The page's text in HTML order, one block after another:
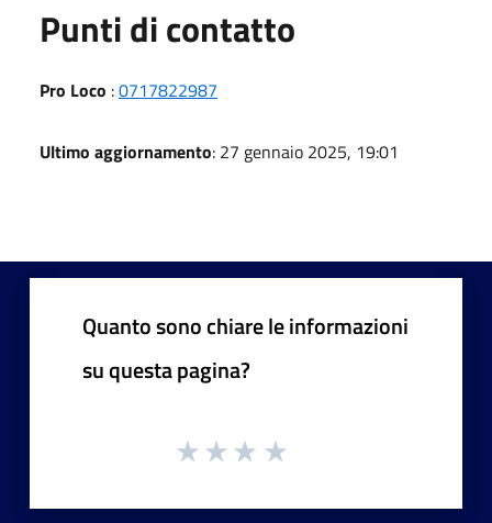
Punti di contatto
Pro Loco :0717822987
Ultimo aggiornamento: 27 gennaio 2025, 19:01
Quanto sono chiare le informazioni
su questa pagina?